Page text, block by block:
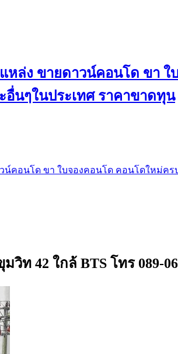
หล่ง ขายดาวน์คอนโด ขา
อื่นๆในประเทศ ราคาขาดทุน
น์คอนโด ขา ใบจองคอนโด คอนโดใหม่ค
ท 42 ใกล้ BTS โทร 089-